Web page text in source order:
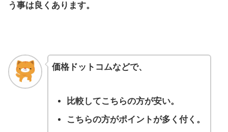
う事は良くあります。
価格ドットコムなどで、
比較してこちらの方が安い。
こちらの方がポイントが多く付く。